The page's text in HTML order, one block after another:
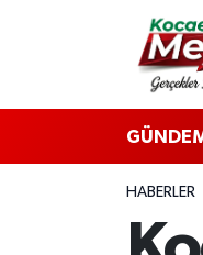
HABERLER
Nöbetçi
Hava Durumu
Trafik Durumu
Süper Lig Puan